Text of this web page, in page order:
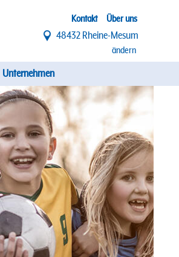
Top
Menü
Kontakt Über uns
48432 Rheine-Mesum
ändern
Unternehmen